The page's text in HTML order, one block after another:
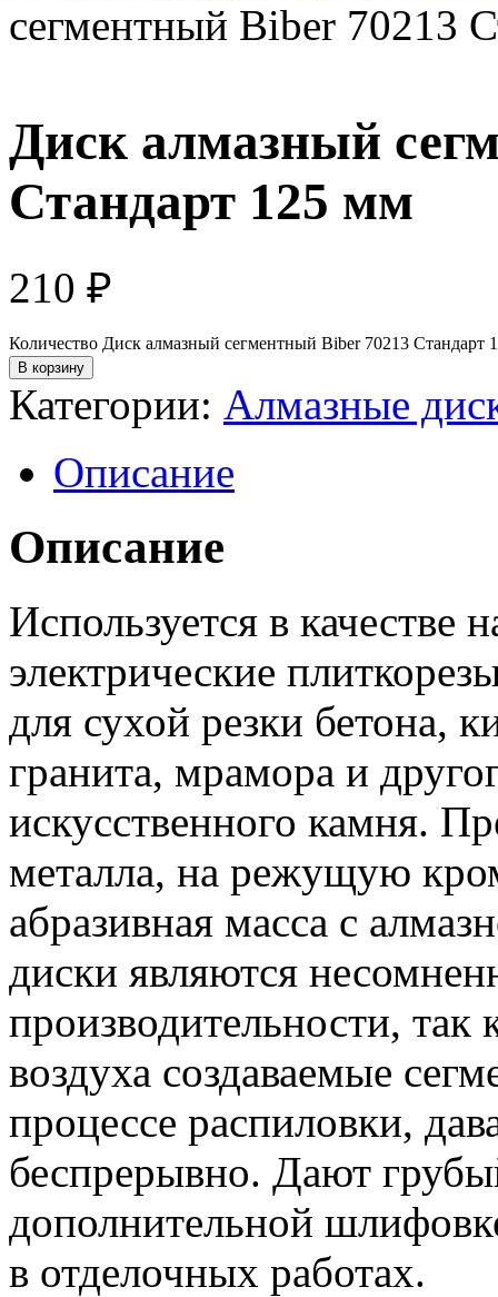
сегментный Biber 70213
Диск алмазный
Стандарт 125 мм
210 ₽
Количество Диск алмазный сегментный Biber 70213 Стандарт
В корзину
Категории: Алмазные
Описание
Описание
Используется в
электрические
для сухой резки бетона,
гранита, мрамора и
искусственного камня.
металла, на режущую
абразивная масса с
диски являются
производительности, так
воздуха создаваемые
процессе распиловки,
беспрерывно. Дают
дополнительной
в отделочных работах.